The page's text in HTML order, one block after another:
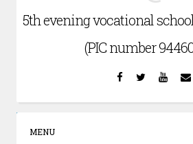
5th evening vocational
(PIC number
Facebook
Twitter
MENU